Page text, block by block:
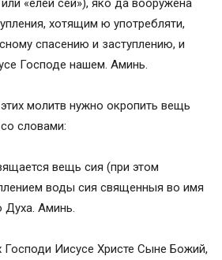
«елей сей»), яко да вооружена
хотящим ю употребляти,
спасению и заступлению, и
Господе нашем. Аминь.
молитв нужно окропить вещь
словами:
вещь сия (при этом
воды сия священныя во имя
Духа. Аминь.
Иисусе Христе Сыне Божий,